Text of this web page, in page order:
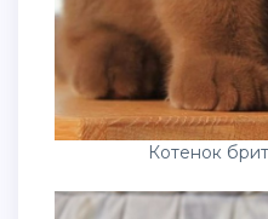
Котенок